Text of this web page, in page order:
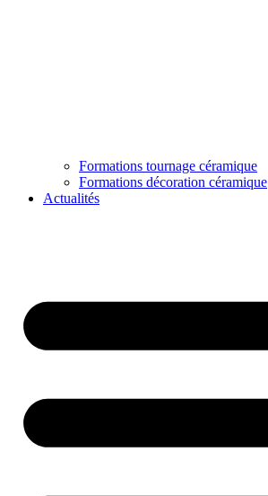
Formations tournage céramique
Formations décoration céramique
Actualités